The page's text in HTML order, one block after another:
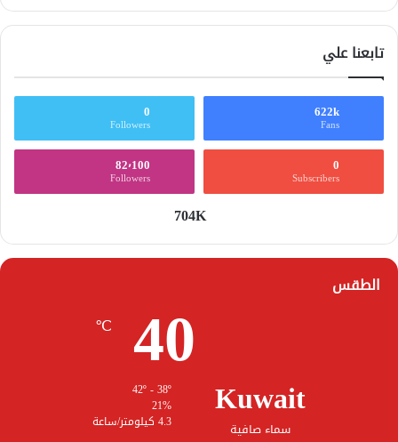
تابعنا علي
622k
Fans
0
Followers
0
Subscribers
82٬100
Followers
704K
الطقس
Kuwait
سماء صافية
40
℃
21%
4.3 كيلومتر/ساعة